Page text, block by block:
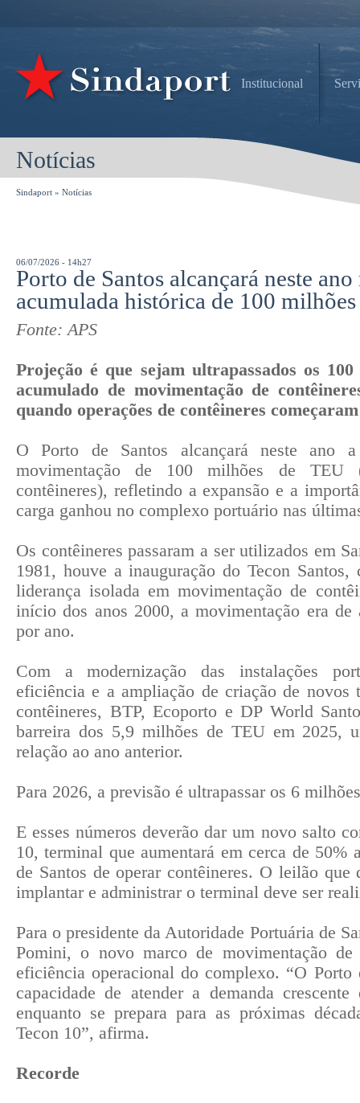
Institucional
Notícias
Sindaport » Notícias
06/07/2026 - 14h27
Porto de Santos alcançará neste ano
acumulada histórica de 100
Fonte: APS
Projeção é que sejam ultrapassados os
acumulado de movimentação de
quando operações de contêineres começaram
O Porto de Santos alcançará neste ano
movimentação de 100 milhões de TEU
contêineres), refletindo a expansão e a
carga ganhou no complexo portuário nas
Os contêineres passaram a ser utilizados em
1981, houve a inauguração do Tecon
liderança isolada em movimentação de
início dos anos 2000, a movimentação era
por ano.
Com a modernização das instalações
eficiência e a ampliação de criação de novos
contêineres, BTP, Ecoporto e DP World
barreira dos 5,9 milhões de TEU em 2025,
relação ao ano anterior.
Para 2026, a previsão é ultrapassar os 6
E esses números deverão dar um novo salto
10, terminal que aumentará em cerca de 50%
de Santos de operar contêineres. O leilão que
implantar e administrar o terminal deve ser
Para o presidente da Autoridade Portuária de
Pomini, o novo marco de movimentação de
eficiência operacional do complexo. “O Porto
capacidade de atender a demanda
enquanto se prepara para as próximas
Tecon 10”, afirma.
Recorde